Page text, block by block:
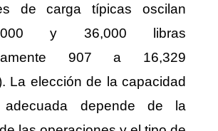
de carga típicas oscilan
y 36,000 libras
907 a 16,329
La elección de la capacidad
depende de la